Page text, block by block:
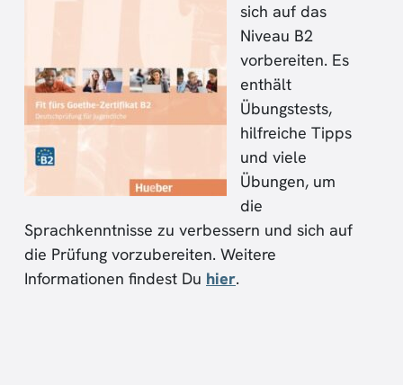
sich auf das
Niveau B2
vorbereiten. Es
enthält
Übungstests,
hilfreiche Tipps
und viele
Übungen, um
die
Sprachkenntnisse zu verbessern und sich auf
die Prüfung vorzubereiten. Weitere
Informationen findest Du hier.